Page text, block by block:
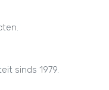
sinds 1979.